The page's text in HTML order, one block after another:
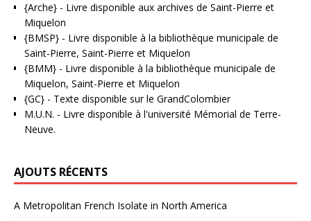
{Arche} - Livre disponible aux archives de Saint-Pierre et
Miquelon
{BMSP} - Livre disponible à la bibliothèque municipale de
Saint-Pierre, Saint-Pierre et Miquelon
{BMM} - Livre disponible à la bibliothèque municipale de
Miquelon, Saint-Pierre et Miquelon
{GC} - Texte disponible sur le GrandColombier
M.U.N. - Livre disponible à l'université Mémorial de Terre-
Neuve.
AJOUTS RÉCENTS
A Metropolitan French Isolate in North America